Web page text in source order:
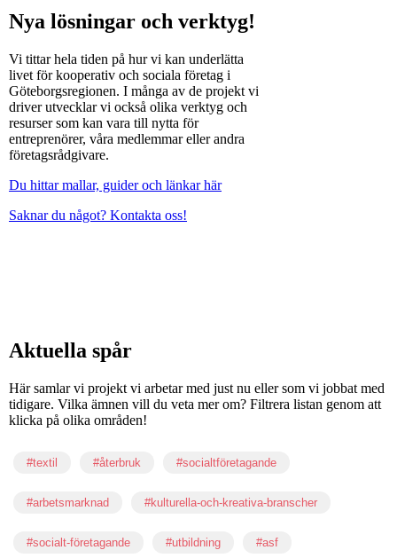
Nya lösningar och verktyg!
Vi tittar hela tiden på hur vi kan underlätta
livet för kooperativ och sociala företag i
Göteborgsregionen. I många av de projekt vi
driver utvecklar vi också olika verktyg och
resurser som kan vara till nytta för
entreprenörer, våra medlemmar eller andra
företagsrådgivare.
Du hittar mallar, guider och länkar här
Saknar du något? Kontakta oss!
Aktuella spår
Här samlar vi projekt vi arbetar med just nu eller som vi jobbat med
tidigare. Vilka ämnen vill du veta mer om? Filtrera listan genom att
klicka på olika områden!
#textil #återbruk #socialtföretagande
#arbetsmarknad #kulturella-och-kreativa-branscher
#socialt-företagande #utbildning #asf